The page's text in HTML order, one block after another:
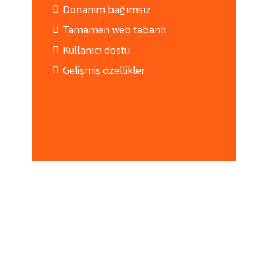
Donanım bağımsız
Tamamen web tabanlı
Kullanıcı dostu
Gelişmiş özellikler